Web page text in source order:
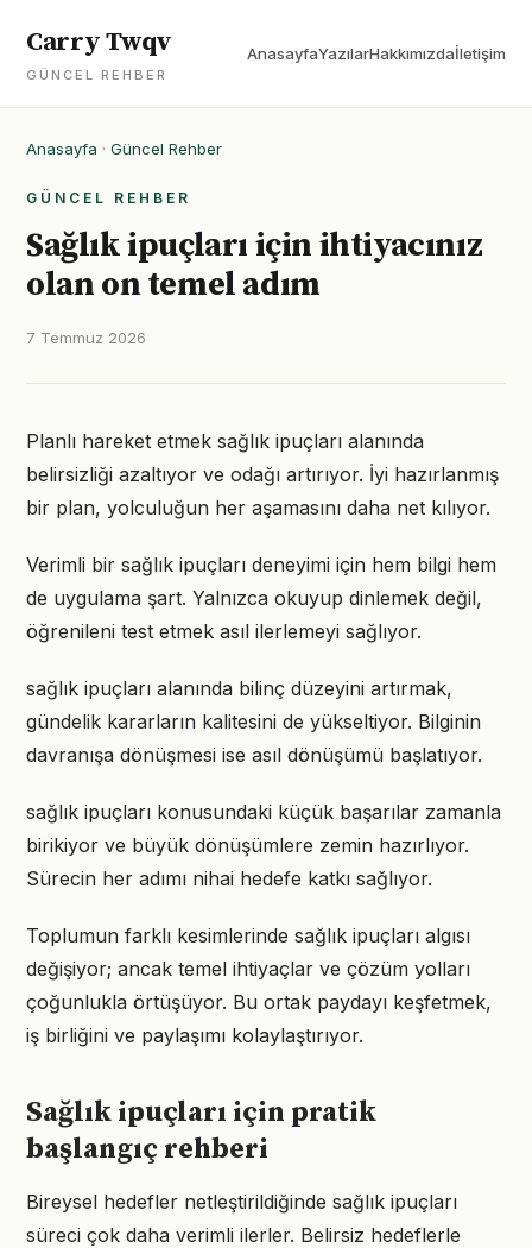
Carry Twqv
GÜNCEL REHBER
AnasayfaYazılarHakkımızdaİletişim
Anasayfa · Güncel Rehber
GÜNCEL REHBER
Sağlık ipuçları için ihtiyacınız
olan on temel adım
7 Temmuz 2026
Planlı hareket etmek sağlık ipuçları alanında
belirsizliği azaltıyor ve odağı artırıyor. İyi hazırlanmış
bir plan, yolculuğun her aşamasını daha net kılıyor.
Verimli bir sağlık ipuçları deneyimi için hem bilgi hem
de uygulama şart. Yalnızca okuyup dinlemek değil,
öğrenileni test etmek asıl ilerlemeyi sağlıyor.
sağlık ipuçları alanında bilinç düzeyini artırmak,
gündelik kararların kalitesini de yükseltiyor. Bilginin
davranışa dönüşmesi ise asıl dönüşümü başlatıyor.
sağlık ipuçları konusundaki küçük başarılar zamanla
birikiyor ve büyük dönüşümlere zemin hazırlıyor.
Sürecin her adımı nihai hedefe katkı sağlıyor.
Toplumun farklı kesimlerinde sağlık ipuçları algısı
değişiyor; ancak temel ihtiyaçlar ve çözüm yolları
çoğunlukla örtüşüyor. Bu ortak paydayı keşfetmek,
iş birliğini ve paylaşımı kolaylaştırıyor.
Sağlık ipuçları için pratik
başlangıç rehberi
Bireysel hedefler netleştirildiğinde sağlık ipuçları
süreci çok daha verimli ilerler. Belirsiz hedeflerle